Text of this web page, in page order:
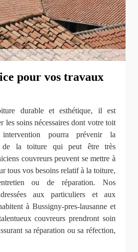
pour vos travaux
durable et esthétique, il est
les soins nécessaires dont votre toit
pourra prévenir la
de la toiture qui peut être très
couvreurs peuvent se mettre à
tous vos besoins relatif à la toiture,
ou de réparation. Nos
aux particuliers et aux
à Bussigny-pres-lausanne et
couvreurs prendront soin
sa réparation ou sa réfection,